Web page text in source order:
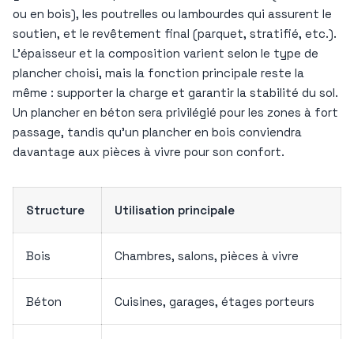
ou en bois), les poutrelles ou lambourdes qui assurent le
soutien, et le revêtement final (parquet, stratifié, etc.).
L’épaisseur et la composition varient selon le type de
plancher choisi, mais la fonction principale reste la
même : supporter la charge et garantir la stabilité du sol.
Un plancher en béton sera privilégié pour les zones à fort
passage, tandis qu’un plancher en bois conviendra
davantage aux pièces à vivre pour son confort.
Structure Utilisation principale
Bois Chambres, salons, pièces à vivre
Béton Cuisines, garages, étages porteurs